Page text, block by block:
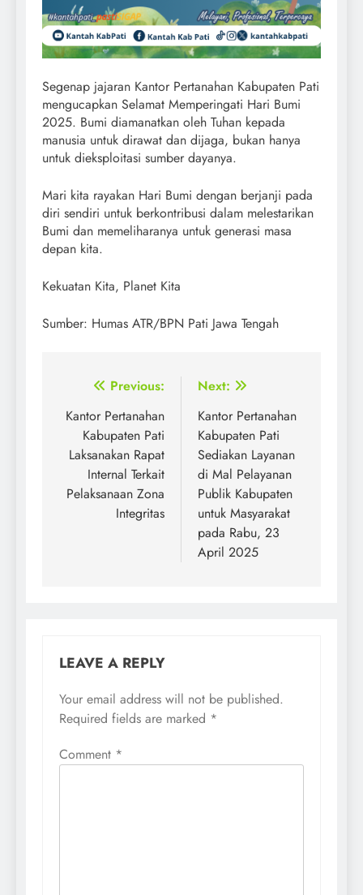
Segenap jajaran Kantor Pertanahan Kabupaten Pati
mengucapkan Selamat Memperingati Hari Bumi
2025. Bumi diamanatkan oleh Tuhan kepada
manusia untuk dirawat dan dijaga, bukan hanya
untuk dieksploitasi sumber dayanya.
Mari kita rayakan Hari Bumi dengan berjanji pada
diri sendiri untuk berkontribusi dalam melestarikan
Bumi dan memeliharanya untuk generasi masa
depan kita.
Kekuatan Kita, Planet Kita
Sumber: Humas ATR/BPN Pati Jawa Tengah
Post
navigation
Previous:
Kantor Pertanahan
Kabupaten Pati
Laksanakan Rapat
Internal Terkait
Pelaksanaan Zona
Integritas
Next:
Kantor Pertanahan
Kabupaten Pati
Sediakan Layanan
di Mal Pelayanan
Publik Kabupaten
untuk Masyarakat
pada Rabu, 23
April 2025
LEAVE A REPLY
Your email address will not be published.
Required fields are marked *
Comment *